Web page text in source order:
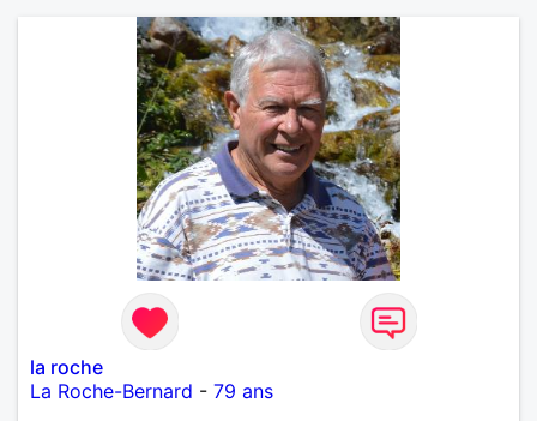
autant être trop locace. Je suis bourré de qualités
avec très peu de défauts. Je suis altruiste,
bienveillant, empathique, attentionné, honnête,
respectueux, doux de caractère et compréhensif : je
laisse « glisser » beaucoup de choses. Mais ne vous
m’éprenez pas Mesdames, si une personne que
j’aime me trahit une fois, il n’y aura pas de seconde
chance et je l’effacerai à « vitam eternam ».
Néanmoins, je suis un tout petit peu maniaque ainsi
qu’impatient. J’essaye de faire des efforts. Rien de
bien dramatique ! Du moins je le pense……Je suis un
homme facile à vivre. À vous si vous le souhaitez,
d’apprendre à me connaître davantage. J’en serai
ravi….A très bientôt je l’espère.
la roche
La Roche-Bernard - 79 ans